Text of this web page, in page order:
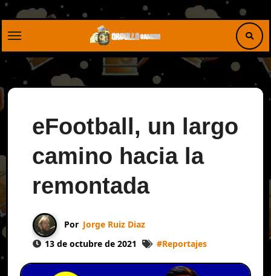
Saltar
eFootball, un largo
camino hacia la
remontada
Por Jorge Ruiz Diaz
13 de octubre de 2021
#Reportajes